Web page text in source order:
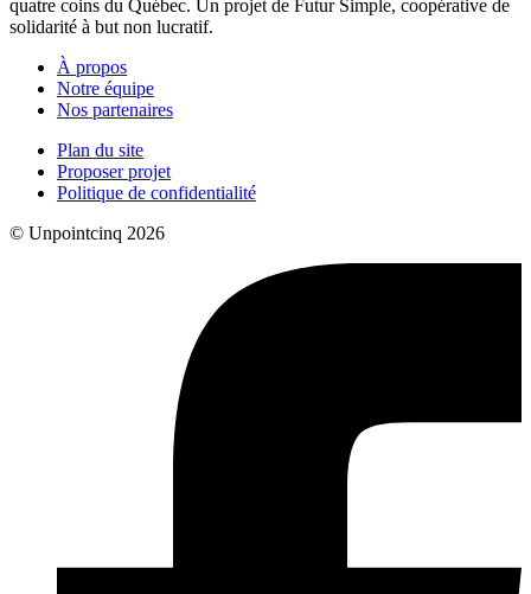
quatre coins du Québec. Un projet de Futur Simple, coopérative de
solidarité à but non lucratif.
À propos
Notre équipe
Nos partenaires
Plan du site
Proposer projet
Politique de confidentialité
© Unpointcinq 2026